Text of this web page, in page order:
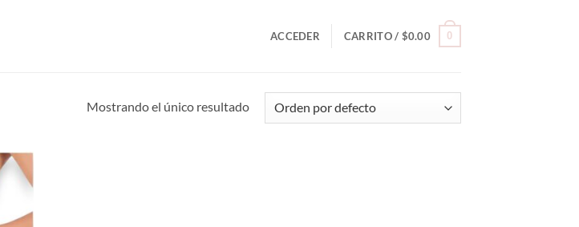
ACCEDER CARRITO / $0.00 0
Mostrando el único resultado